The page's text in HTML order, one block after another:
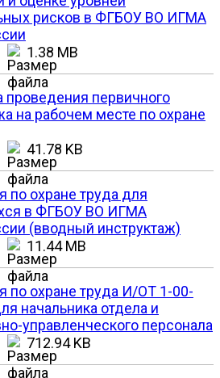
рисков в ФГБОУ ВО ИГМА
1.38 MB
проведения первичного
на рабочем месте по охране
41.78 KB
по охране труда для
в ФГБОУ ВО ИГМА
(вводный инструктаж)
11.44 MB
по охране труда И/ОТ 1-00-
начальника отдела и
управленческого персонала
712.94 KB